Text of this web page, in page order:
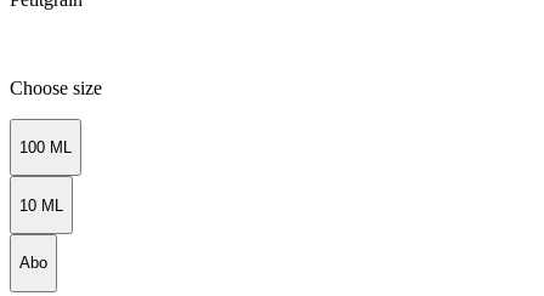
Choose size
100 ML
10 ML
Abo